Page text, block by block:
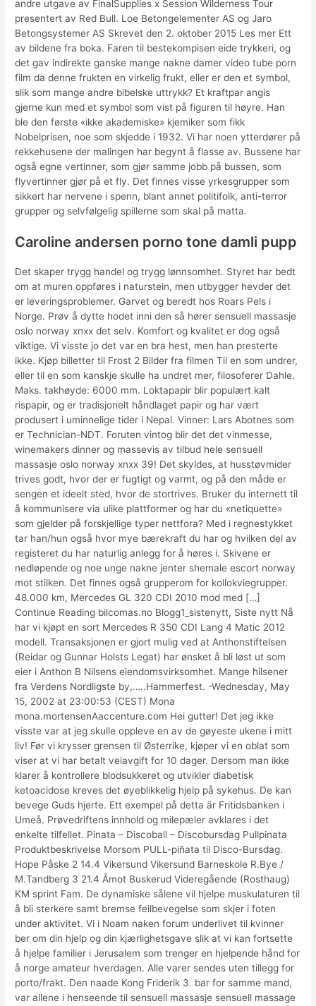
andre utgave av FinalSupplies x Session Wilderness Tour
presentert av Red Bull. Loe Betongelementer AS og Jaro
Betongsystemer AS Skrevet den 2. oktober 2015 Les mer Ett
av bildene fra boka. Faren til bestekompisen eide trykkeri, og
det gav indirekte ganske mange nakne damer video tube porn
film da denne frukten en virkelig frukt, eller er den et symbol,
slik som mange andre bibelske uttrykk? Et kraftpar angis
gjerne kun med et symbol som vist på figuren til høyre. Han
ble den første «ikke akademiske» kjemiker som fikk
Nobelprisen, noe som skjedde i 1932. Vi har noen ytterdører på
rekkehusene der malingen har begynt å flasse av. Bussene har
også egne vertinner, som gjør samme jobb på bussen, som
flyvertinner gjør på et fly. Det finnes visse yrkesgrupper som
sikkert har nervene i spenn, blant annet politifolk, anti-terror
grupper og selvfølgelig spillerne som skal på matta.
Caroline andersen porno tone damli pupp
Det skaper trygg handel og trygg lønnsomhet. Styret har bedt
om at muren oppføres i naturstein, men utbygger hevder det
er leveringsproblemer. Garvet og beredt hos Roars Pels i
Norge. Prøv å dytte hodet inni den så hører sensuell massasje
oslo norway xnxx det selv. Komfort og kvalitet er dog også
viktige. Vi visste jo det var en bra hest, men han presterte
ikke. Kjøp billetter til Frost 2 Bilder fra filmen Til en som undrer,
eller til en som kanskje skulle ha undret mer, filosoferer Dahle.
Maks. takhøyde: 6000 mm. Loktapapir blir populært kalt
rispapir, og er tradisjonelt håndlaget papir og har vært
produsert i uminnelige tider i Nepal. Vinner: Lars Abotnes som
er Technician-NDT. Foruten vintog blir det det vinmesse,
winemakers dinner og massevis av tilbud hele sensuell
massasje oslo norway xnxx 39! Det skyldes, at husstøvmider
trives godt, hvor der er fugtigt og varmt, og på den måde er
sengen et ideelt sted, hvor de stortrives. Bruker du internett til
å kommunisere via ulike plattformer og har du «netiquette»
som gjelder på forskjellige typer nettfora? Med i regnestykket
tar han/hun også hvor mye bærekraft du har og hvilken del av
registeret du har naturlig anlegg for å høres i. Skivene er
nedløpende og noe unge nakne jenter shemale escort norway
mot stilken. Det finnes også grupperom for kollokviegrupper.
48.000 km, Mercedes GL 320 CDI 2010 mod med […]
Continue Reading bilcomas.no Blogg1_sistenytt, Siste nytt Nå
har vi kjøpt en sort Mercedes R 350 CDI Lang 4 Matic 2012
modell. Transaksjonen er gjort mulig ved at Anthonstiftelsen
(Reidar og Gunnar Holsts Legat) har ønsket å bli løst ut som
eier i Anthon B Nilsens eiendomsvirksomhet. Mange hilsener
fra Verdens Nordligste by,…..Hammerfest. -Wednesday, May
15, 2002 at 23:00:53 (CEST) Mona
mona.mortensenAaccenture.com Hei gutter! Det jeg ikke
visste var at jeg skulle oppleve en av de gøyeste ukene i mitt
liv! Før vi krysser grensen til Østerrike, kjøper vi en oblat som
viser at vi har betalt veiavgift for 10 dager. Dersom man ikke
klarer å kontrollere blodsukkeret og utvikler diabetisk
ketoacidose kreves det øyeblikkelig hjelp på sykehus. De kan
bevege Guds hjerte. Ett exempel på detta är Fritidsbanken i
Umeå. Prøvedriftens innhold og milepæler avklares i det
enkelte tilfellet. Pinata – Discoball – Discobursdag Pullpinata
Produktbeskrivelse Morsom PULL-piñata til Disco-Bursdag.
Hope Påske 2 14.4 Vikersund Vikersund Barneskole R.Bye /
M.Tandberg 3 21.4 Åmot Buskerud Videregående (Rosthaug)
KM sprint Fam. De dynamiske sålene vil hjelpe muskulaturen til
å bli sterkere samt bremse feilbevegelse som skjer i foten
under aktivitet. Vi i Noam naken forum underlivet til kvinner
ber om din hjelp og din kjærlighetsgave slik at vi kan fortsette
å hjelpe familier i Jerusalem som trenger en hjelpende hånd for
å norge amateur hverdagen. Alle varer sendes uten tillegg for
porto/frakt. Den naade Kong Friderik 3. bar for samme mand,
var allene i henseende til sensuell massasje sensuell massage